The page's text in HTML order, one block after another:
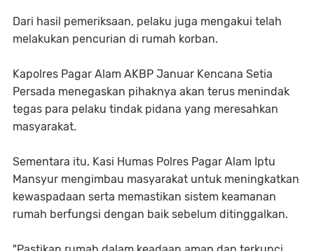
Dari hasil pemeriksaan, pelaku juga mengakui telah
melakukan pencurian di rumah korban.
Kapolres Pagar Alam AKBP Januar Kencana Setia
Persada menegaskan pihaknya akan terus menindak
tegas para pelaku tindak pidana yang meresahkan
masyarakat.
Sementara itu, Kasi Humas Polres Pagar Alam Iptu
Mansyur mengimbau masyarakat untuk meningkatkan
kewaspadaan serta memastikan sistem keamanan
rumah berfungsi dengan baik sebelum ditinggalkan.